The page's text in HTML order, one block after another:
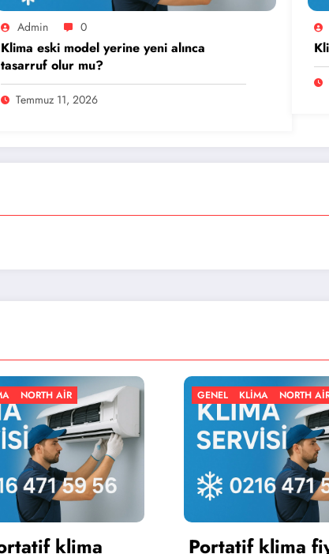
Admin 0
Klima eski model yerine yeni alınca
tasarruf olur mu?
Temmuz 11, 2026
GENEL KLIMA NORTH AIR
Portatif klima fiyatları